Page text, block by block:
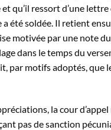
qu’il ressort d’une
a été soldée. Il retient
motivée par une note
dans le temps du
par motifs adoptés,
la cour
pas de sanction